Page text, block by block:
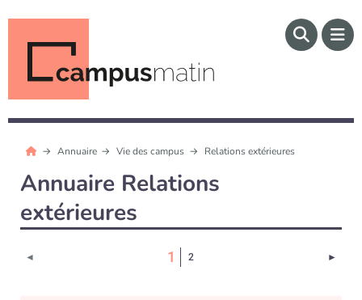
Annuaire Vie des campus Relations extérieures
Annuaire Relations
extérieures
◄ 1 (Page courante)
2 ►